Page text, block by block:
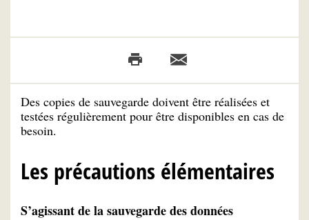
Des copies de sauvegarde doivent être réalisées et
testées régulièrement pour être disponibles en cas de
besoin.
Les précautions élémentaires
S’agissant de la sauvegarde des données